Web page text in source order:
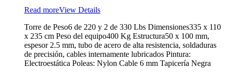
Read moreView Details
Torre de Peso6 de 220 y 2 de 330 Lbs Dimensiones335 x 110
x 235 cm Peso del equipo400 Kg Estructura50 x 100 mm,
espesor 2.5 mm, tubo de acero de alta resistencia, soldaduras
de precisión, cables internamente lubricados Pintura:
Electroestática Poleas: Nylon Cable 6 mm Tapicería Negra